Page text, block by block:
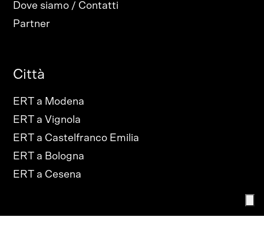
Dove siamo / Contatti
Partner
Città
ERT a Modena
ERT a Vignola
ERT a Castelfranco Emilia
ERT a Bologna
ERT a Cesena